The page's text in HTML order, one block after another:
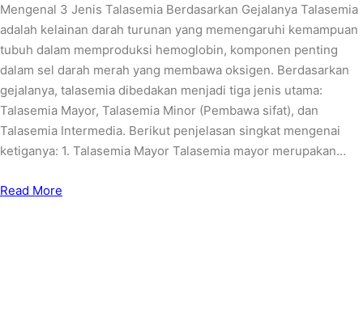
Mengenal 3 Jenis Talasemia Berdasarkan Gejalanya Talasemia
adalah kelainan darah turunan yang memengaruhi kemampuan
tubuh dalam memproduksi hemoglobin, komponen penting
dalam sel darah merah yang membawa oksigen. Berdasarkan
gejalanya, talasemia dibedakan menjadi tiga jenis utama:
Talasemia Mayor, Talasemia Minor (Pembawa sifat), dan
Talasemia Intermedia. Berikut penjelasan singkat mengenai
ketiganya: 1. Talasemia Mayor Talasemia mayor merupakan…
Read More